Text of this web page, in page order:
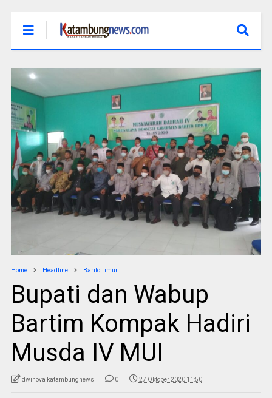
Home Headline Barito Timur
Bupati dan Wabup
Bartim Kompak Hadiri
Musda IV MUI
dwinova katambungnews 0 27 Oktober 2020 11:50